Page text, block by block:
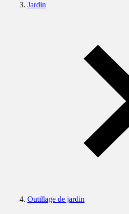
Jardin
Outillage de jardin